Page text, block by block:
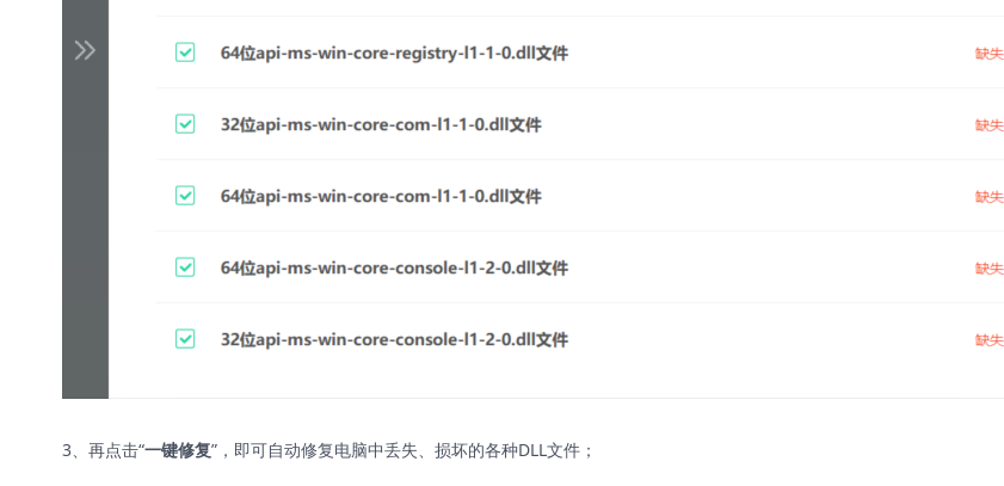
3、再点击“一键修复”，即可自动修复电脑中丢失、损坏的各种DLL文件；